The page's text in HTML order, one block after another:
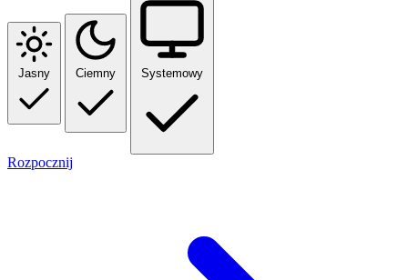
Jasny Ciemny Systemowy
Rozpocznij